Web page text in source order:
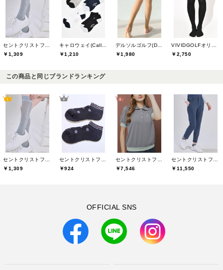
￥1,309
￥1,210
￥1,980
￥2,750
この商品と同じブランドランキング
セントクリストファーゴルフ(St.ChristopherGolf)
￥1,309
セントクリストファーゴルフ(St.ChristopherGolf)
￥924
セントクリストファーゴルフ(St.ChristopherGolf)
￥7,546
セントクリストファーゴルフ(St.ChristopherGolf)
￥11,550
OFFICIAL SNS